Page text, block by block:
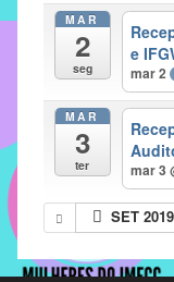
mecanismos
proporcionem
fortalecimento
entre
MAR
2
seg
e
mar 2
MAR
3
ter mar 3
SET